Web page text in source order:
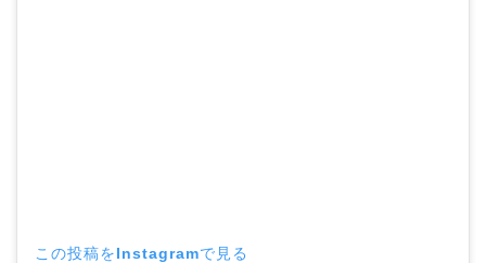
この投稿をInstagramで見る